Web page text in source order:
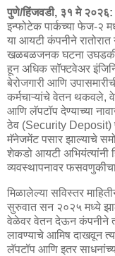
पुणे/हिंजवडी, ३१ मे २०२६:
इन्फोटेक पार्कच्या फेज-२
या आयटी कंपनीने
खळबळजनक घटना
हून अधिक सॉफ्टवेअर
बेरोजगारी आणि
कर्मचाऱ्यांचे वेतन थकवले,
आणि लॅपटॉप देण्याच्या
ठेव (Security Deposit)
मॅनेजमेंट पसार झाल्याचे
शेकडो आयटी अभियंत्यांनी
व्यवस्थापनावर
मिळालेल्या सविस्तर
सुरुवात सन २०२५ मध्ये
वेळेवर वेतन देऊन कंपनीने
लावण्याचे आमिष दाखवून
लॅपटॉप आणि इतर